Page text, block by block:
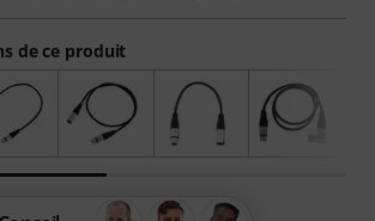
de ce produit